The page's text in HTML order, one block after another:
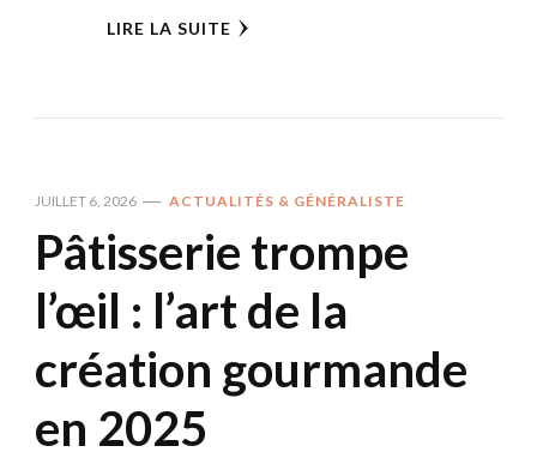
LIRE LA SUITE
JUILLET 6, 2026 ACTUALITÉS & GÉNÉRALISTE
Pâtisserie trompe
l’œil : l’art de la
création gourmande
en 2025